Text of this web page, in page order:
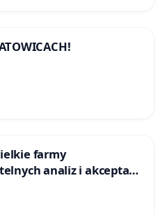
farmy
analiz i akceptacji